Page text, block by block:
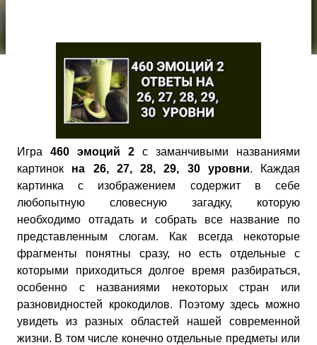
Игра 460 эмоций 2 с заманчивыми названиями
картинок на 26, 27, 28, 29, 30 уровни. Каждая
картинка с изображением содержит в себе
любопытную словесную загадку, которую
необходимо отгадать и собрать все название по
представленным слогам. Как всегда некоторые
фрагменты понятны сразу, но есть отдельные с
которыми приходиться долгое время разбираться,
особенно с названиями некоторых стран или
разновидностей крокодилов. Поэтому здесь можно
увидеть из разных областей нашей современной
жизни. В том числе конечно отдельные предметы или